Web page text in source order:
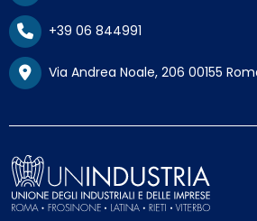
+39 06 844991
Via Andrea Noale, 206 00155